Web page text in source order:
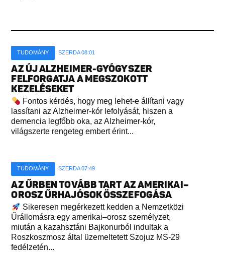
TUDOMÁNY SZERDA 08:01
AZ ÚJ ALZHEIMER-GYÓGYSZER
FELFORGATJA A MEGSZOKOTT
KEZELÉSEKET
Fontos kérdés, hogy meg lehet-e állítani vagy
lassítani az Alzheimer-kór lefolyását, hiszen a
demencia legfőbb oka, az Alzheimer-kór,
világszerte rengeteg embert érint...
TUDOMÁNY SZERDA 07:49
AZ ŰRBEN TOVÁBB TART AZ AMERIKAI–
OROSZ ŰRHAJÓSOK ÖSSZEFOGÁSA
Sikeresen megérkezett kedden a Nemzetközi
Űrállomásra egy amerikai–orosz személyzet,
miután a kazahsztáni Bajkonurból indultak a
Roszkoszmosz által üzemeltetett Szojuz MS-29
fedélzetén...